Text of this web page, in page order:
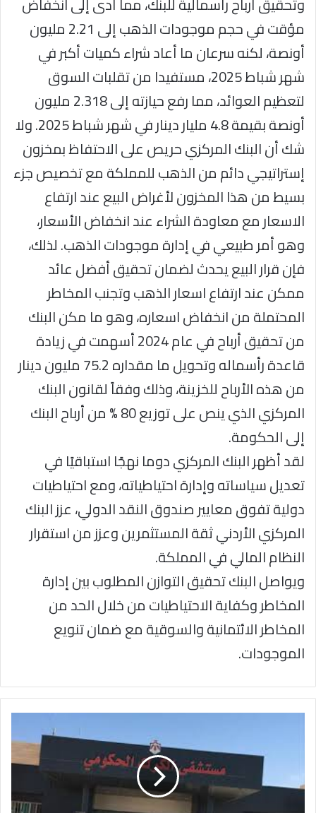
مؤقت في حجم موجودات الذهب إلى 2.21 مليون
أونصة، لكنه سرعان ما أعاد شراء كميات أكبر في
شهر شباط 2025، مستفيدا من تقلبات السوق
لتعظيم العوائد، مما رفع حيازته إلى 2.318 مليون
أونصة بقيمة 4.8 مليار دينار في شهر شباط 2025. ولا
شك أن البنك المركزي حريص على الاحتفاظ بمخزون
إستراتيجي دائم من الذهب للمملكة مع تخصيص جزء
بسيط من هذا المخزون لأغراض البيع عند ارتفاع
الاسعار مع معاودة الشراء عند انخفاض الأسعار،
وهو أمر طبيعي في إدارة موجودات الذهب. لذلك،
فإن قرار البيع يحدث لضمان تحقيق أفضل عائد
ممكن عند ارتفاع اسعار الذهب وتجنب المخاطر
المحتملة من انخفاض اسعاره، وهو ما مكن البنك
من تحقيق أرباح في عام 2024 أسهمت في زيادة
قاعدة رأسماله وتحويل ما مقداره 75.2 مليون دينار
من هذه الأرباح للخزينة، وذلك وفقاً لقانون البنك
المركزي الذي ينص على توزيع 80 % من أرباح البنك
إلى الحكومة.
لقد أظهر البنك المركزي دوما نهجًا استباقيًا في
تعديل سياساته وإدارة احتياطياته، ومع احتياطيات
دولية تفوق معايير صندوق النقد الدولي، عزز البنك
المركزي الأردني ثقة المستثمرين وعزز من استقرار
النظام المالي في المملكة.
ويواصل البنك تحقيق التوازن المطلوب بين إدارة
المخاطر وكفاية الاحتياطيات من خلال الحد من
المخاطر الائتمانية والسوقية مع ضمان تنويع
الموجودات.
يجري